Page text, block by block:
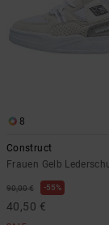
8
Construct
Frauen Gelb
90,00 € 55%
40,50 €